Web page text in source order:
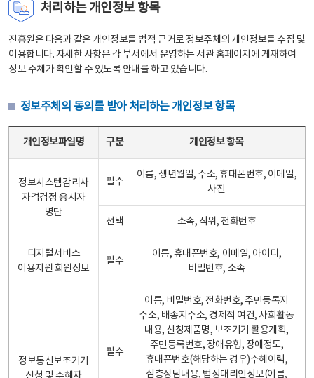
처리하는 개인정보 항목
진흥원은 다음과 같은 개인정보를 법적 근거로 정보주체의 개인정보를 수집 및
이용합니다. 자세한 사항은 각 부서에서 운영하는 서관 홈페이지에 게재하여
정보 주체가 확인할 수 있도록 안내를 하고 있습니다.
정보주체의 동의를 받아 처리하는 개인정보 항목
개인정보파일명 구분 개인정보 항목
정보시스템감리사
자격검정 응시자
명단
필수
이름, 생년월일, 주소, 휴대폰번호, 이메일,
사진
선택 소속, 직위, 전화번호
디지털서비스
이용지원 회원정보
필수
이름, 휴대폰번호, 이메일, 아이디,
비밀번호, 소속
정보통신보조기기
필수
이름, 비밀번호, 전화번호, 주민등록지
주소, 배송지주소, 경제적 여건, 사회활동
내용, 신청제품명, 보조기기 활용계획,
주민등록번호, 장애유형, 장애정도,
휴대폰번호(해당하는 경우)수혜이력,
심층상담내용, 법정대리인정보(이름,